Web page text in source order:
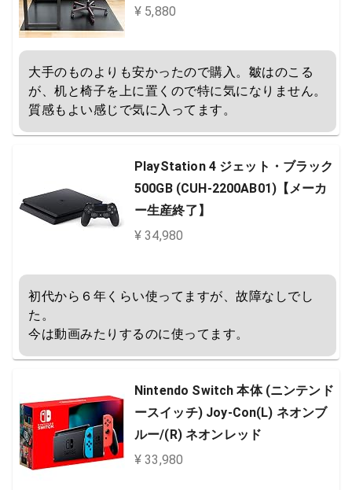
グマット 傷防止 床暖房対応 騒音対
ット フローリング保護マット お手
入れ簡単 拭き取り可能
¥ 5,880
大手のものよりも安かったので購入。皺はのこる
が、机と椅子を上に置くので特に気になりません。
質感もよい感じで気に入ってます。
PlayStation 4 ジェット・ブラック
500GB (CUH-2200AB01)【メーカ
ー生産終了】
¥ 34,980
初代から６年くらい使ってますが、故障なしでし
た。
今は動画みたりするのに使ってます。
Nintendo Switch 本体 (ニンテンド
ースイッチ) Joy-Con(L) ネオンブ
ルー/(R) ネオンレッド
¥ 33,980